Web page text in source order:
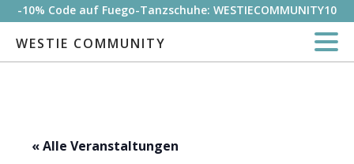
-10% Code auf Fuego-Tanzschuhe: WESTIECOMMUNITY10
WESTIE COMMUNITY
« Alle Veranstaltungen